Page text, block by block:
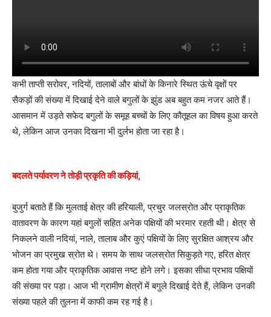
कभी ताप्ती सरोवर, नदियों, तालाबों और बांधों के किनारे स्थित ऊंचे वृक्षों पर
सैकड़ों की संख्या में दिखाई देने वाले बगुलों के झुंड अब बहुत कम नजर आते हैं।
आसमान में उड़ते सफेद बगुलों के समूह बच्चों के लिए कौतूहल का विषय हुआ करते
थे, लेकिन आज उनका दिखना भी दुर्लभ होता जा रहा है।
बदलते पर्यावरण ने तोड़ी प्रकृति की कड़ियां,
बुजुर्ग बताते हैं कि मुलताई क्षेत्र की हरियाली, प्रचुर जलस्रोत और प्राकृतिक
वातावरण के कारण यहां बगुलों सहित अनेक पक्षियों की भरमार रहती थी। क्षेत्र से
निकलने वाली नदियां, नाले, तालाब और कुएं पक्षियों के लिए सुरक्षित आश्रय और
भोजन का प्रमुख स्रोत थे। समय के साथ जलस्रोत सिकुड़ते गए, हरित क्षेत्र
कम होता गया और प्राकृतिक आवास नष्ट होने लगे। इसका सीधा प्रभाव पक्षियों
की संख्या पर पड़ा। आज भी ग्रामीण क्षेत्रों में बगुले दिखाई देते हैं, लेकिन उनकी
संख्या पहले की तुलना में काफी कम रह गई है।